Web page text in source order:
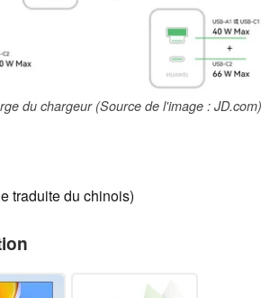
du chargeur (Source de l'image : JD.com)
traduite du chinois)